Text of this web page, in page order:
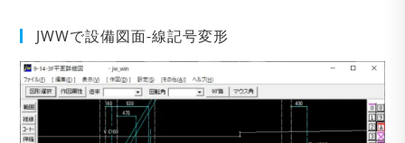
JWWで設備図面-線記号変形